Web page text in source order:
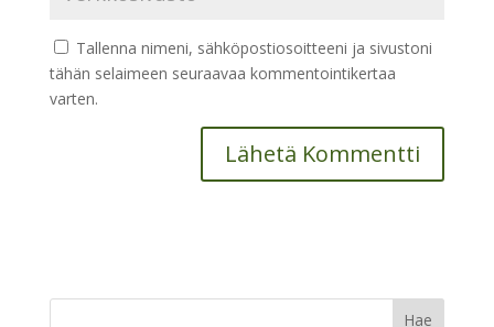
Tallenna nimeni, sähköpostiosoitteeni ja sivustoni
tähän selaimeen seuraavaa kommentointikertaa
varten.